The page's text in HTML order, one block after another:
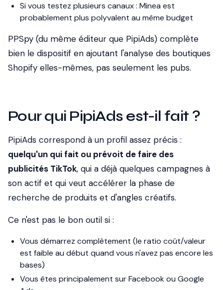
Si vous testez plusieurs canaux : Minea est
probablement plus polyvalent au même budget
PPSpy (du même éditeur que PipiAds) complète
bien le dispositif en ajoutant l'analyse des boutiques
Shopify elles-mêmes, pas seulement les pubs.
Pour qui PipiAds est-il fait ?
PipiAds correspond à un profil assez précis :
quelqu'un qui fait ou prévoit de faire des
publicités TikTok, qui a déjà quelques campagnes à
son actif et qui veut accélérer la phase de
recherche de produits et d'angles créatifs.
Ce n'est pas le bon outil si :
Vous démarrez complètement (le ratio coût/valeur
est faible au début quand vous n'avez pas encore les
bases)
Vous êtes principalement sur Facebook ou Google